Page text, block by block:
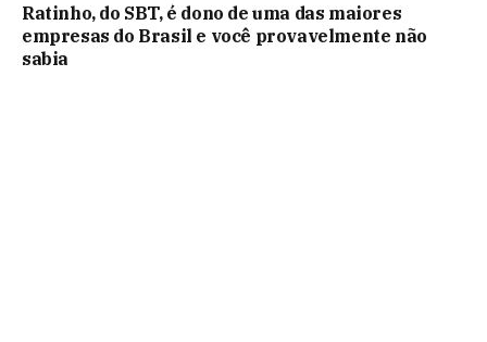
Ratinho, do SBT, é dono de uma das maiores
empresas do Brasil e você provavelmente não
sabia